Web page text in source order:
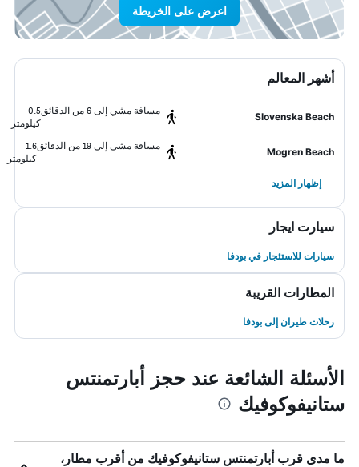
اعرض على الخريطة
أشهر المعالم
Slovenska Beach
مسافة مشي إلى 6 من الدقائق
0.5
كيلومتر
Mogren Beach
مسافة مشي إلى 19 من الدقائق
1.6
كيلومتر
إظهار المزيد
سيارت ايجار
سيارات للاستئجار في بودفا
المطارات القريبة
رحلات طيران إلى بودفا
الأسئلة الشائعة عند حجز أبارتمنتس
ستانيفوكوفيك
ما مدى قرب أبارتمنتس ستانيفوكوفيك من أقرب مطار،